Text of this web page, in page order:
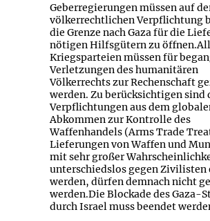
Geberregierungen müssen auf
völkerrechtlichen Verpflichtung
die Grenze nach Gaza für die
nötigen Hilfsgütern zu
Kriegsparteien müssen für
Verletzungen des humanitären
Völkerrechts zur Rechenschaft
werden. Zu berücksichtigen sind
Verpflichtungen aus dem
Abkommen zur Kontrolle des
Waffenhandels (Arms Trade
Lieferungen von Waffen und
mit sehr großer
unterschiedslos gegen Zivilisten
werden, dürfen demnach nicht
werden.Die Blockade des Gaza-
durch Israel muss beendet